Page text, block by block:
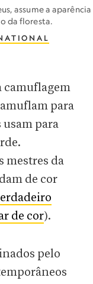
assume a aparência
da floresta.
camuflagem
para
usam para
mestres da
de cor
de cor).
pelo